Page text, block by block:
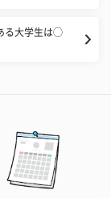
る大学生は◯